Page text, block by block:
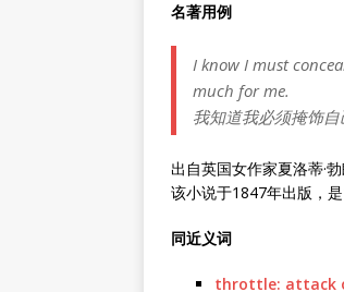
名著用例
I know I must
much for me.
我知道我必须掩饰
出自英国女作家夏洛蒂·
该小说于1847年出版，
同近义词
throttle: attack